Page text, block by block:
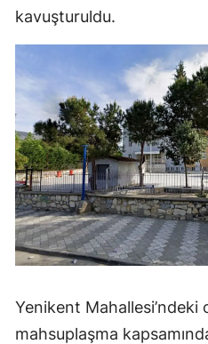
kavuşturuldu.
Yenikent Mahallesi’ndeki
mahsuplaşma